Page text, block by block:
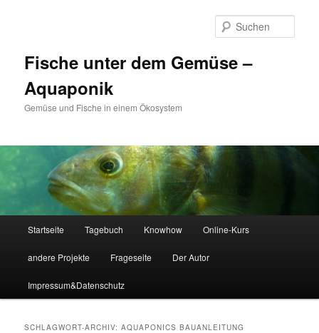
Fische unter dem Gemüse –
Aquaponik
Gemüse und Fische in einem Ökosystem
Startseite Tagebuch Knowhow Online-Kurs
andere Projekte Frageseite Der Autor
Impressum&Datenschutz
SCHLAGWORT-ARCHIV:AQUAPONICS BAUANLEITUNG